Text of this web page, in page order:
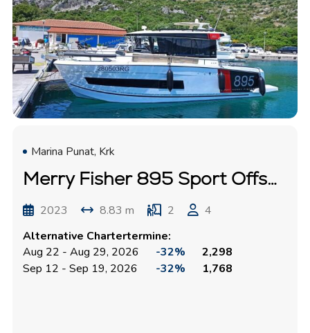
Marina Punat, Krk
Merry Fisher 895 Sport Offshore "Surprise"
2023 8.83 m 2
4
Alternative Chartertermine:
Aug 22 - Aug 29, 2026
-32%
2,298
Sep 12 - Sep 19, 2026
-32% 1,768